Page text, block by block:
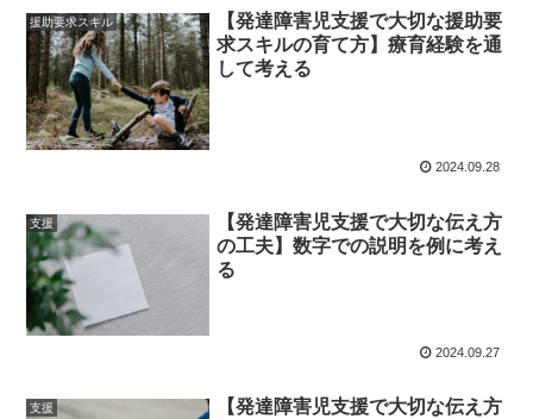
援助要求スキル
【発達障害児支援で大切な援助要
求スキルの育て方】療育経験を通
して考える
2024.09.28
支援
【発達障害児支援で大切な伝え方
の工夫】数字での説明を例に考え
る
2024.09.27
支援
【発達障害児支援で大切な伝え方